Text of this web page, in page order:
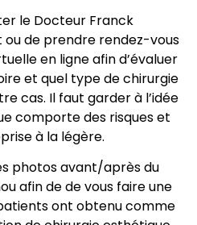
le Docteur Franck
ou de prendre rendez-vous
en ligne afin d’évaluer
et quel type de chirurgie
cas. Il faut garder à l’idée
comporte des risques et
à la légère.
photos avant/après du
afin de de vous faire une
ont obtenu comme